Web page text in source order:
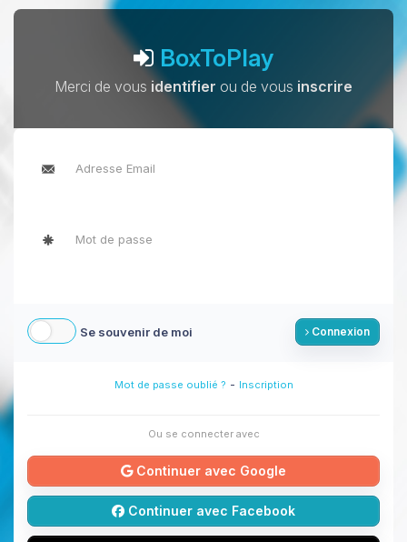
BoxToPlay
Merci de vous identifier ou de vous inscrire
Se souvenir de moi Connexion
Mot de passe oublié ? - Inscription
Ou se connecter avec
Continuer avec Google
Continuer avec Facebook